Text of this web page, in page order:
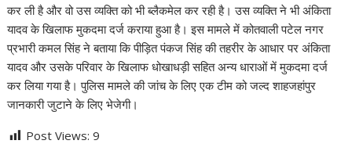
कर ली है और वो उस व्यक्ति को भी ब्लैकमेल कर रही है। उस व्यक्ति ने भी अंकिता
यादव के खिलाफ मुकदमा दर्ज कराया हुआ है। इस मामले में कोतवाली पटेल नगर
प्रभारी कमल सिंह ने बताया कि पीड़ित पंकज सिंह की तहरीर के आधार पर अंकिता
यादव और उसके परिवार के खिलाफ धोखाधड़ी सहित अन्य धाराओं में मुकदमा दर्ज
कर लिया गया है। पुलिस मामले की जांच के लिए एक टीम को जल्द शाहजहांपुर
जानकारी जुटाने के लिए भेजेगी।
Post Views: 9